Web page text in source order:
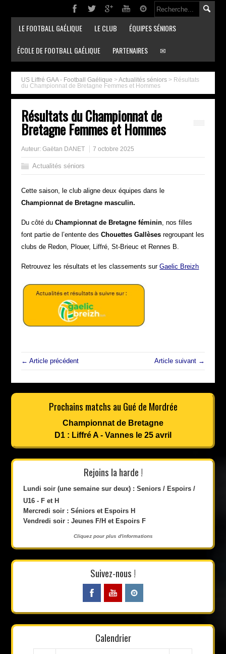
LE FOOTBALL GAÉLIQUE LE CLUB ÉQUIPES SÉNIORS
ÉCOLE DE FOOTBALL GAÉLIQUE PARTENAIRES ✉
US Liffré GAA - Football Gaélique >Actualités séniors > Résultats
du Championnat de Bretagne Femmes et Hommes
Résultats du Championnat de
Bretagne Femmes et Hommes
Auteur:Gaëtan DANET 7 octobre 2025
Actualités séniors
Cette saison, le club aligne deux équipes dans le
Championnat de Bretagne masculin.
Du côté duChampionnat de Bretagne féminin, nos filles
font partie de l’entente desChouettes Gallèses regroupant les
clubs de Redon, Plouer, Liffré, St-Brieuc et Rennes B.
Retrouvez les résultats et les classements surGaelic Breizh
← Article précédent Article suivant →
Prochains matchs au Gué de Mordrée
Championnat de Bretagne
D1 : Liffré A - Vannes le 25 avril
Rejoins la harde !
Lundi soir (une semaine sur deux) : Seniors / Espoirs /
U16 - F et H
Mercredi soir : Séniors et Espoirs H
Vendredi soir : Jeunes F/H et Espoirs F
Cliquez pour plus d'informations
Suivez-nous !
Calendrier